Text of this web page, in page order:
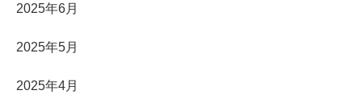
2025年6月
2025年5月
2025年4月